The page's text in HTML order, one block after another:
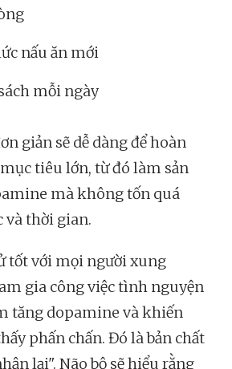
nấu ăn mới
mỗi ngày
giản sẽ dễ dàng để hoàn
tiêu lớn, từ đó làm sản
mà không tốn quá
và thời gian.
tốt với mọi người xung
gia công việc tình nguyện
tăng dopamine và khiến
phấn chấn. Đó là bản chất
lại". Não bộ sẽ hiểu rằng